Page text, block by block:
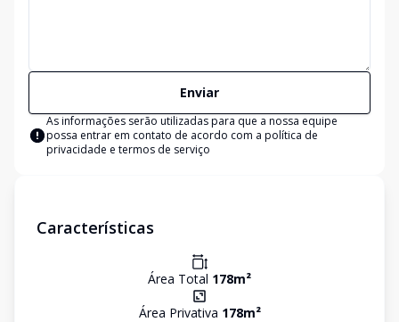
Enviar
As informações serão utilizadas para que a nossa equipe
possa entrar em contato de acordo com a política de
privacidade e termos de serviço
Características
Área Total 178m²
Área Privativa 178m²